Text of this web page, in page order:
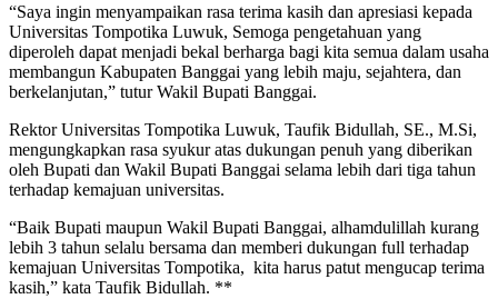
“Saya ingin menyampaikan rasa terima kasih dan apresiasi kepada
Universitas Tompotika Luwuk, Semoga pengetahuan yang
diperoleh dapat menjadi bekal berharga bagi kita semua dalam usaha
membangun Kabupaten Banggai yang lebih maju, sejahtera, dan
berkelanjutan,” tutur Wakil Bupati Banggai.
Rektor Universitas Tompotika Luwuk, Taufik Bidullah, SE., M.Si,
mengungkapkan rasa syukur atas dukungan penuh yang diberikan
oleh Bupati dan Wakil Bupati Banggai selama lebih dari tiga tahun
terhadap kemajuan universitas.
“Baik Bupati maupun Wakil Bupati Banggai, alhamdulillah kurang
lebih 3 tahun selalu bersama dan memberi dukungan full terhadap
kemajuan Universitas Tompotika, kita harus patut mengucap terima
kasih,” kata Taufik Bidullah. **